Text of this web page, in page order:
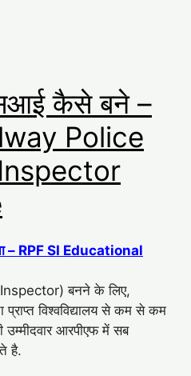
कैसे बने –
Police
– RPF SI Educational
बनने के लिए,
प्राप्त विश्वविद्यालय से कम से कम
उम्मीदवार आरपीएफ में सब
है.